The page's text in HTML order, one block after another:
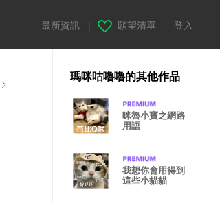
最新資訊 願望清單 登入
瑪咪咕嚕嚕的其他作品
咪魯小寶之網路
用語
我想你會用得到
這些小貓貓